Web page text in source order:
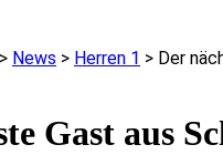
> News > Herren 1 > Der
Gast aus